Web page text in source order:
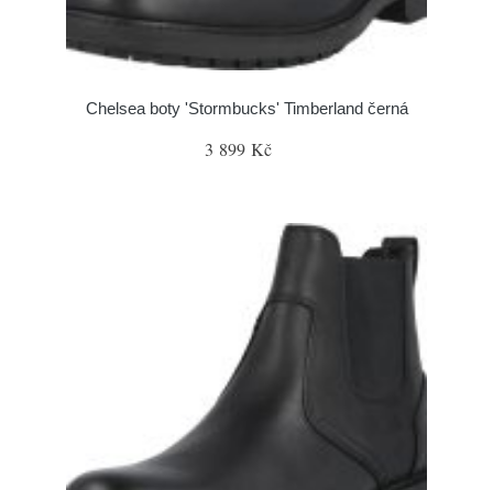
Chelsea boty 'Stormbucks' Timberland černá
3 899 Kč